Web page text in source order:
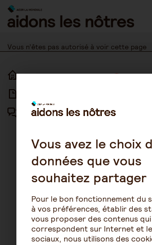
Skip
content
Vous n’êtes pas autorisé à voir cette page
ACCUEIL
FORUM
PLAN DU SITE
POLITIQUE
GESTION
CONFORME
Vous avez le choix
données que vous
souhaitez partager
Pour le bon fonctionnement du
à vos préférences, établir des
vous proposer des contenus
correspondent sur Internet et
sociaux, nous utilisons des